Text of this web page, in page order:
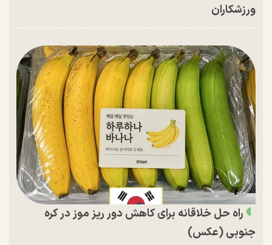
ورزشکاران
راه حل خلاقانه برای کاهش دور ریز موز در کره
جنوبی (عکس)